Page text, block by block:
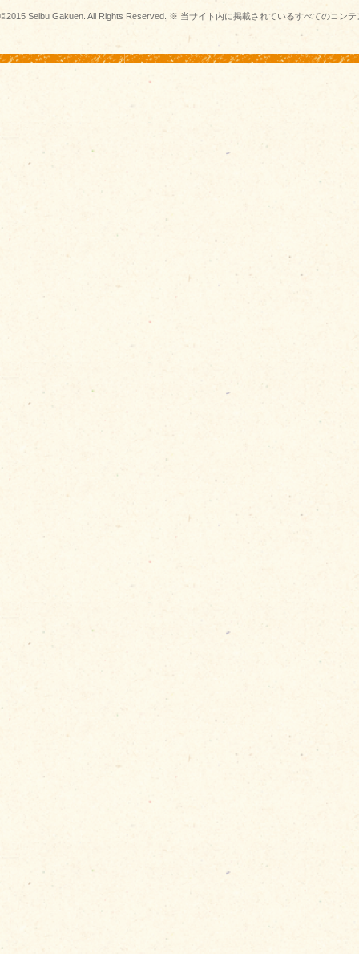
©2015 Seibu Gakuen. All Rights Reserved. ※ 当サイト内に掲載されているすべてのコン